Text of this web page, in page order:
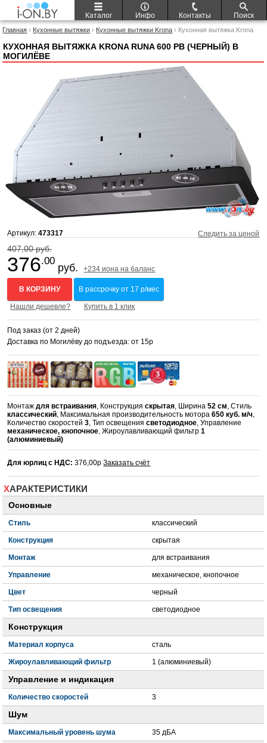
Каталог Инфо Контакты Поиск
Главная › Кухонные вытяжки › Кухонные вытяжки Krona › Кухонная вытяжка Krona
КУХОННАЯ ВЫТЯЖКА KRONA RUNA 600 PB (ЧЕРНЫЙ) В
МОГИЛЁВЕ
Артикул:473317 Следить за ценой
407,00 руб.
376.00
руб. +234 иона на баланс
В КОРЗИНУ В рассрочку от 17 р/мес
Нашли дешевле? Купить в 1 клик
Под заказ (от 2 дней)
Доставка по Могилёву до подъезда: от 15р
Монтаждля встраивания, Конструкцияскрытая, Ширина52 см, Стиль
классический, Максимальная производительность мотора650 куб. м/ч,
Количество скоростей3, Тип освещениясветодиодное, Управление
механическое, кнопочное, Жироулавливающий фильтр1
(алюминиевый)
Для юрлиц с НДС: 376,00рЗаказать счёт
ХАРАКТЕРИСТИКИ
Основные
Стиль классический
Конструкция скрытая
Монтаж для встраивания
Управление механическое, кнопочное
Цвет черный
Тип освещения светодиодное
Конструкция
Материал корпуса сталь
Жироулавливающий фильтр 1 (алюминиевый)
Управление и индикация
Количество скоростей 3
Шум
Максимальный уровень шума 35 дБА